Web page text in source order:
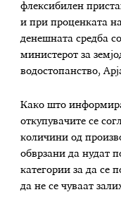
флексибилен
и при проценката
денешната средба
министерот за
водостопанство,
Како што
откупувачите се
количини од
обврзани да нудат
категории за да се
да не се чуваат